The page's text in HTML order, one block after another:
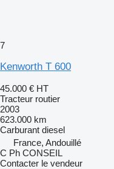
7
Kenworth T 600
45.000 € HT
Tracteur routier
2003
623.000 km
Carburant diesel
France, Andouillé
C Ph CONSEIL
Contacter le vendeur